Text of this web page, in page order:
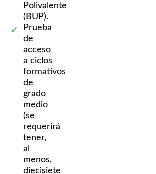
Polivalente
(BUP).
Prueba
de
acceso
a ciclos
formativos
de
grado
medio
(se
requerirá
tener,
al
menos,
diecisiete